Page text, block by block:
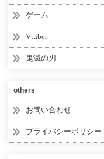
ゲーム
Vtuber
鬼滅の刃
others
お問い合わせ
プライバシーポリシー